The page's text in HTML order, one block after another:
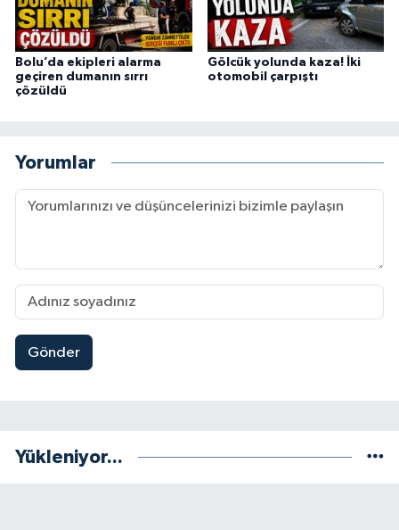
Bolu’da ekipleri alarma
geçiren dumanın sırrı
çözüldü
Gölcük yolunda kaza! İki
otomobil çarpıştı
Yorumlar
Gönder
Yükleniyor...